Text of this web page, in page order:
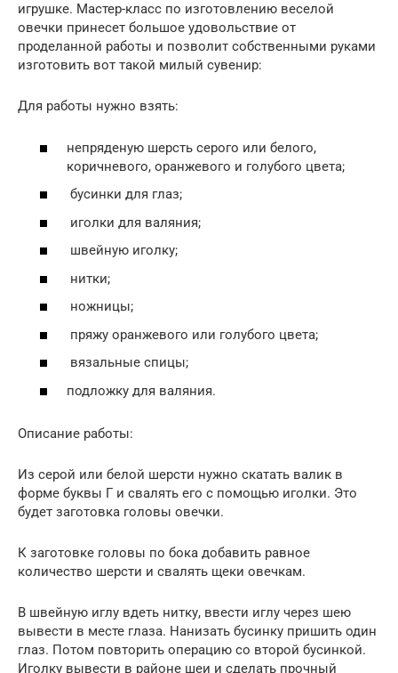
игрушке. Мастер-класс по изготовлению веселой
овечки принесет большое удовольствие от
проделанной работы и позволит собственными руками
изготовить вот такой милый сувенир:
Для работы нужно взять:
непряденую шерсть серого или белого,
коричневого, оранжевого и голубого цвета;
бусинки для глаз;
иголки для валяния;
швейную иголку;
нитки;
ножницы;
пряжу оранжевого или голубого цвета;
вязальные спицы;
подложку для валяния.
Описание работы:
Из серой или белой шерсти нужно скатать валик в
форме буквы Г и свалять его с помощью иголки. Это
будет заготовка головы овечки.
К заготовке головы по бока добавить равное
количество шерсти и свалять щеки овечкам.
В швейную иглу вдеть нитку, ввести иглу через шею
вывести в месте глаза. Нанизать бусинку пришить один
глаз. Потом повторить операцию со второй бусинкой.
Иголку вывести в районе шеи и сделать прочный